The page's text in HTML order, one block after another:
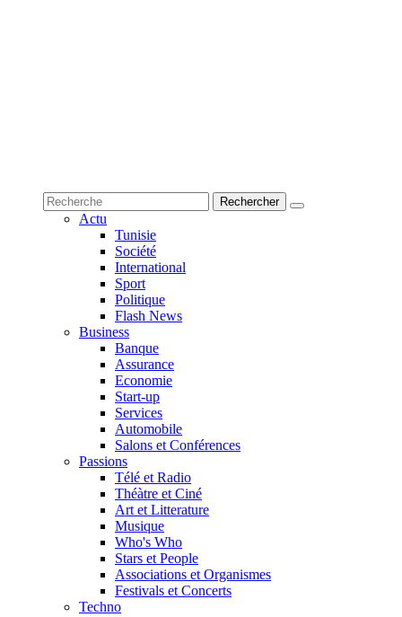
Actu
Tunisie
Société
International
Sport
Politique
Flash News
Business
Banque
Assurance
Economie
Start-up
Services
Automobile
Salons et Conférences
Passions
Télé et Radio
Théàtre et Ciné
Art et Litterature
Musique
Who's Who
Stars et People
Associations et Organismes
Festivals et Concerts
Techno